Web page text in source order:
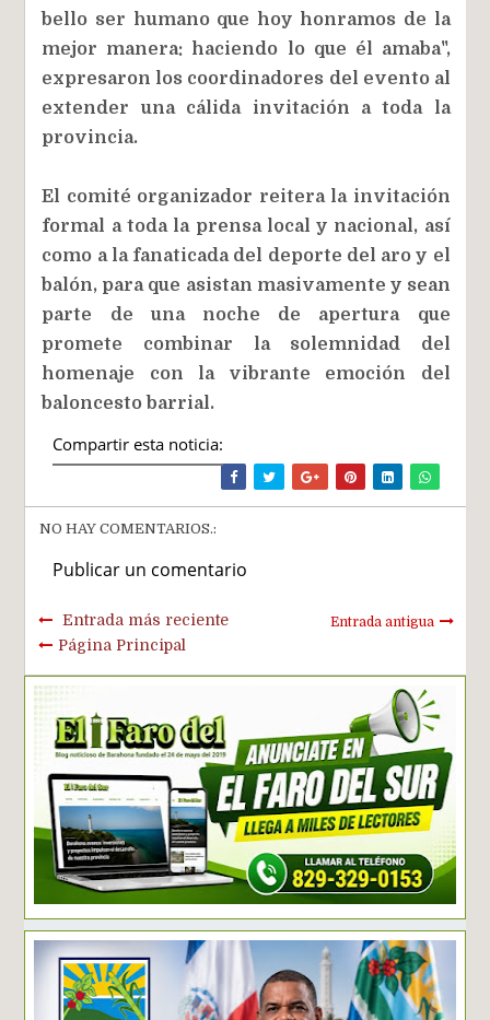
bello ser humano que hoy honramos de la
mejor manera: haciendo lo que él amaba",
expresaron los coordinadores del evento al
extender una cálida invitación a toda la
provincia.
El comité organizador reitera la invitación
formal a toda la prensa local y nacional, así
como a la fanaticada del deporte del aro y el
balón, para que asistan masivamente y sean
parte de una noche de apertura que
promete combinar la solemnidad del
homenaje con la vibrante emoción del
baloncesto barrial.
Compartir esta noticia:
NO HAY COMENTARIOS.:
Publicar un comentario
Entrada más reciente Entrada antigua
Página Principal